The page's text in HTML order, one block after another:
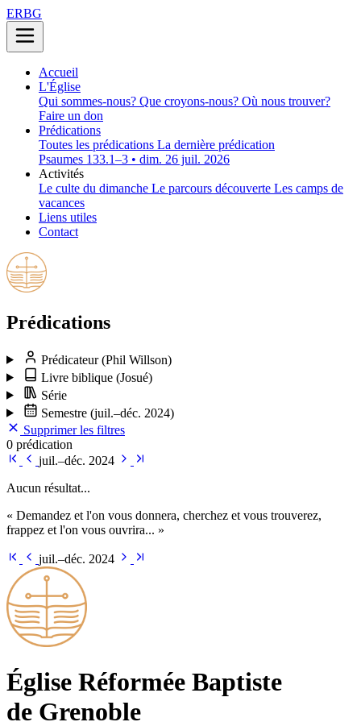
ERBG
Accueil
L'Église
Qui sommes-nous? Que croyons-nous? Où nous trouver?
Faire un don
Prédications
Toutes les prédications La dernière prédication
Psaumes 133.1–3 • dim. 26 juil. 2026
Activités
Le culte du dimanche Le parcours découverte Les camps de
vacances
Liens utiles
Contact
Prédications
Prédicateur(Phil Willson)
Livre biblique (Josué)
Série
Semestre (juil.–déc. 2024)
Supprimer les filtres
0 prédication
juil.–déc. 2024
Aucun résultat...
« Demandez et l'on vous donnera, cherchez et vous trouverez,
frappez et l'on vous ouvrira... »
juil.–déc. 2024
Église Ré­for­mée Bap­tiste
de Grenoble